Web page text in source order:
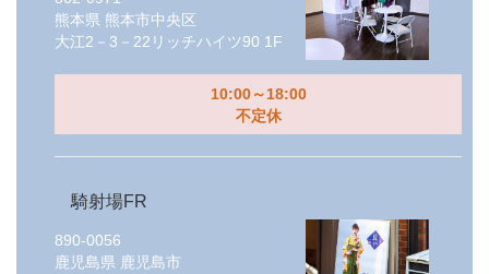
熊本県 熊本市中央区
大江2－3－22リッチハイツ90 1F
10:00～18:00
不定休
騎射場FR
890-0056
鹿児島県 鹿児島市